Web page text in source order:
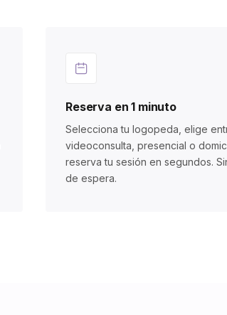
Reserva en 1 minuto
Selecciona tu logopeda, elige
videoconsulta, presencial o
reserva tu sesión en segundos.
de espera.